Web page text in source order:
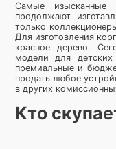
Самые изысканные
продолжают
только
Для изготовления
красное дерево.
модели для
премиальные и
продать любое
в других
Кто